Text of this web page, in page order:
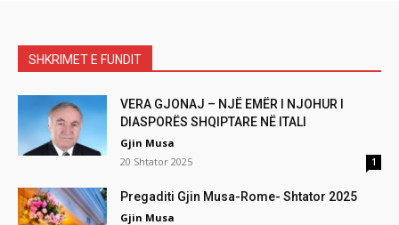
SHKRIMET E FUNDIT
VERA GJONAJ – NJË EMËR I NJOHUR I
DIASPORËS SHQIPTARE NË ITALI
Gjin Musa
20 Shtator 2025
1
Pregaditi Gjin Musa-Rome- Shtator 2025
Gjin Musa